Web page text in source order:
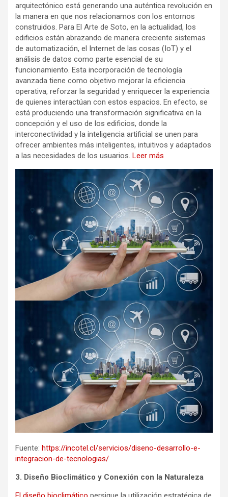
arquitectónico está generando una auténtica revolución en
la manera en que nos relacionamos con los entornos
construidos. Para El Arte de Soto, en la actualidad, los
edificios están abrazando de manera creciente sistemas
de automatización, el Internet de las cosas (IoT) y el
análisis de datos como parte esencial de su
funcionamiento. Esta incorporación de tecnología
avanzada tiene como objetivo mejorar la eficiencia
operativa, reforzar la seguridad y enriquecer la experiencia
de quienes interactúan con estos espacios. En efecto, se
está produciendo una transformación significativa en la
concepción y el uso de los edificios, donde la
interconectividad y la inteligencia artificial se unen para
ofrecer ambientes más inteligentes, intuitivos y adaptados
a las necesidades de los usuarios. Leer más
Fuente: https://incotel.cl/servicios/diseno-desarrollo-e-
integracion-de-tecnologias/
3. Diseño Bioclimático y Conexión con la Naturaleza